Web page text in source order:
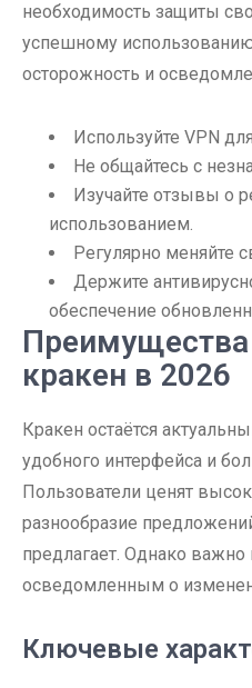
необходимость защиты
успешному
осторожность и
Используйте VPN
Не общайтесь с
Изучайте отзывы о
использованием.
Регулярно меняйте
Держите
обеспечение
кракен в 2026
Кракен остаётся
удобного интерфейса и
Пользователи ценят
разнообразие
предлагает. Однако важно
осведомленным о
Ключевые